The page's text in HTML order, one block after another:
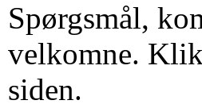
Spørgsmål,
velkomne.
siden.